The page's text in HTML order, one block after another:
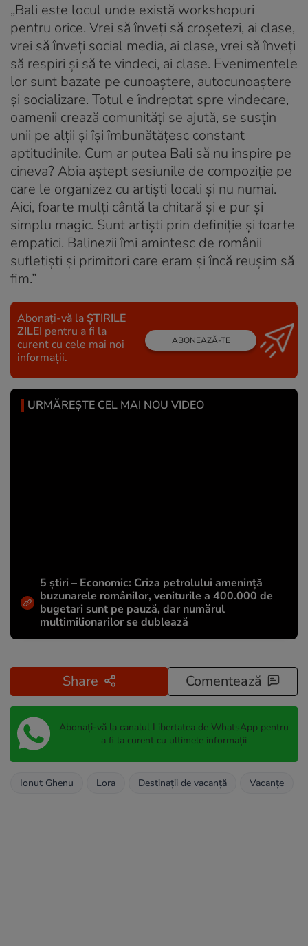
„Bali este locul unde există workshopuri
pentru orice. Vrei să înveți să croșetezi, ai clase,
vrei să înveți social media, ai clase, vrei să înveți
să respiri și să te vindeci, ai clase. Evenimentele
lor sunt bazate pe cunoaștere, autocunoaștere
și socializare. Totul e îndreptat spre vindecare,
oamenii crează comunități se ajută, se susțin
unii pe alții și își îmbunătățesc constant
aptitudinile. Cum ar putea Bali să nu inspire pe
cineva? Abia aștept sesiunile de compoziție pe
care le organizez cu artiști locali și nu numai.
Aici, foarte mulți cântă la chitară și e pur și
simplu magic. Sunt artiști prin definiție și foarte
empatici. Balinezii îmi amintesc de românii
sufletişti şi primitori care eram şi încă reuşim să
fim.”
Abonați-vă la ȘTIRILE
ZILEI pentru a fi la
curent cu cele mai noi
informații.
ABONEAZĂ-TE
URMĂREȘTE CEL MAI NOU VIDEO
5 știri – Economic: Criza petrolului amenință
buzunarele românilor, veniturile a 400.000 de
bugetari sunt pe pauză, dar numărul
multimilionarilor se dublează
Share Comentează
Abonați-vă la canalul Libertatea de WhatsApp pentru
a fi la curent cu ultimele informații
Ionut Ghenu Lora Destinații de vacanță Vacanțe